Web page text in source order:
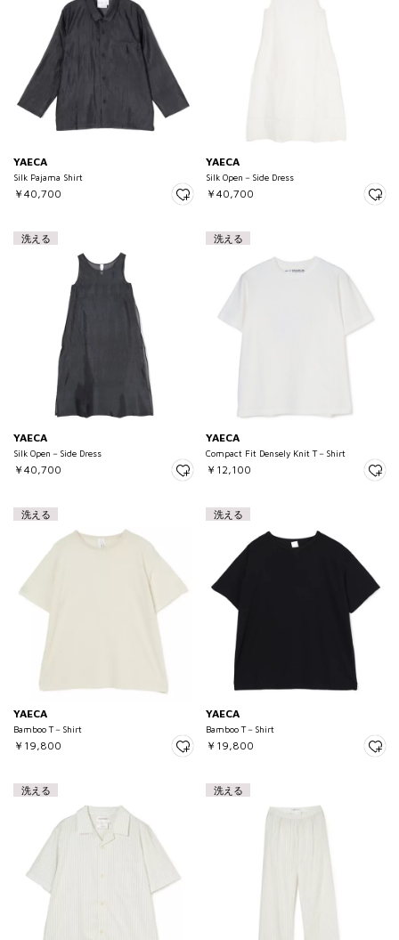
YAECA
Silk Pajama Shirt
￥40,700
YAECA
Silk Open－Side Dress
￥40,700
洗える
YAECA
Silk Open－Side Dress
￥40,700
洗える
YAECA
Compact Fit Densely Knit T－Shirt
￥12,100
洗える
YAECA
Bamboo T－Shirt
￥19,800
洗える
YAECA
Bamboo T－Shirt
￥19,800
洗える 洗える